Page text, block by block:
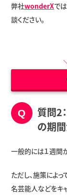
弊社wonderXで
談ください。
質問2
の期
一般的には１週間
ただし、施策によっ
名芸能人などをキ